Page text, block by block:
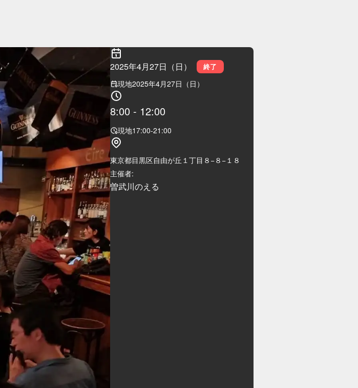
2025年4月27日（日） 終了
現地2025年4月27日（日）
8:00 - 12:00
現地17:00-21:00
東京都目黒区自由が丘１丁目８−８−１８
主催者:
曽武川のえる